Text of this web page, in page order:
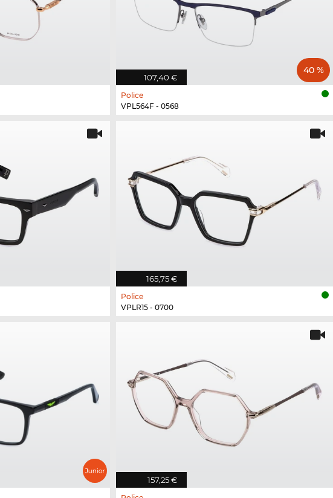
107,40 €
40 %
Police
VPL564F - 0568
165,75 €
Police
VPLR15 - 0700
157,25 €